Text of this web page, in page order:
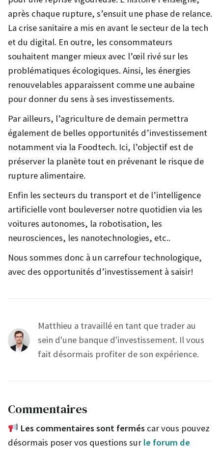
après chaque rupture, s’ensuit une phase de relance.
La crise sanitaire a mis en avant le secteur de la tech
et du digital. En outre, les consommateurs
souhaitent manger mieux avec l’œil rivé sur les
problématiques écologiques. Ainsi, les énergies
renouvelables apparaissent comme une aubaine
pour donner du sens à ses investissements.
Par ailleurs, l’agriculture de demain permettra
également de belles opportunités d’investissement
notamment via la Foodtech. Ici, l’objectif est de
préserver la planète tout en prévenant le risque de
rupture alimentaire.
Enfin les secteurs du transport et de l’intelligence
artificielle vont bouleverser notre quotidien via les
voitures autonomes, la robotisation, les
neurosciences, les nanotechnologies, etc..
Nous sommes donc à un carrefour technologique,
avec des opportunités d’investissement à saisir!
Matthieu a travaillé en tant que trader au
sein d'une banque d'investissement. Il vous
fait désormais profiter de son expérience.
Commentaires
Les commentaires sont fermés car vous pouvez
désormais poser vos questions sur le forum de